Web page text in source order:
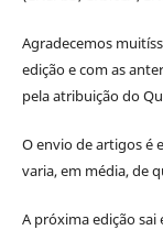
Agradecemos
edição e com as
pela atribuição do
O envio de artigos é
varia, em média, de
A próxima edição sai